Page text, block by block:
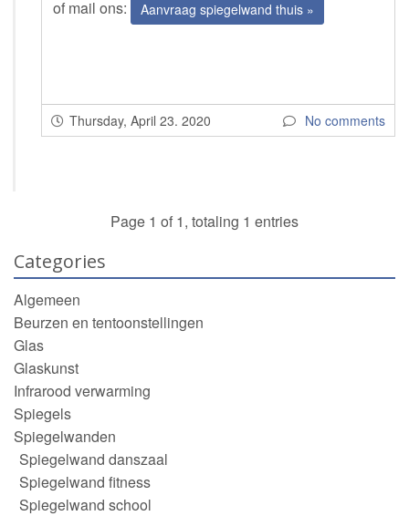
of mail ons: Aanvraag spiegelwand thuis »
Thursday, April 23. 2020 No comments
Page 1 of 1, totaling 1 entries
Categories
Algemeen
Beurzen en tentoonstellingen
Glas
Glaskunst
Infrarood verwarming
Spiegels
Spiegelwanden
Spiegelwand danszaal
Spiegelwand fitness
Spiegelwand school